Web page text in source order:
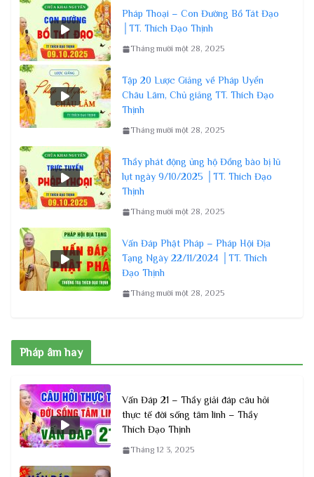
Pháp Thoại – Con Đường Bồ Tát Đạo
│TT. Thích Đạo Thịnh
Tháng mười một 28, 2025
Tập 20 Lược Giảng về Pháp Uyển
Châu Lâm, Chủ giảng TT. Thích Đạo
Thịnh
Tháng mười một 28, 2025
Thầy phát động ủng hộ Đồng bào bị lũ
lụt ngày 9/10/2025 │TT. Thích Đạo
Thịnh
Tháng mười một 28, 2025
Vấn Đáp Phật Pháp – Pháp Hội Địa
Tạng Ngày 22/11/2024 │TT. Thích
Đạo Thịnh
Tháng mười một 28, 2025
Pháp âm hay
Vấn Đáp 21 – Thầy giải đáp câu hỏi
thực tế đời sống tâm linh – Thầy
Thích Đạo Thịnh
Tháng 12 3, 2025